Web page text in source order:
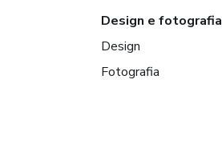
Design e fotografia
Design
Fotografia